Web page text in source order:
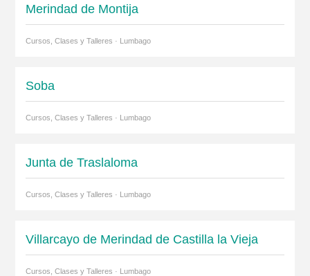
Merindad de Montija
Cursos, Clases y Talleres · Lumbago
Soba
Cursos, Clases y Talleres · Lumbago
Junta de Traslaloma
Cursos, Clases y Talleres · Lumbago
Villarcayo de Merindad de Castilla la Vieja
Cursos, Clases y Talleres · Lumbago